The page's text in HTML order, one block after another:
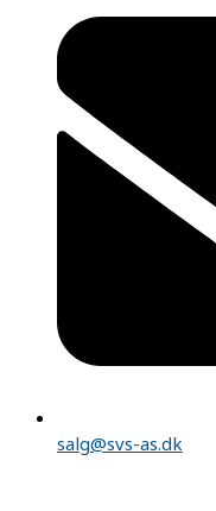
salg@svs-as.dk